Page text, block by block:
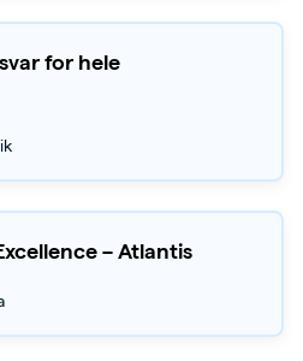
for hele
– Atlantis